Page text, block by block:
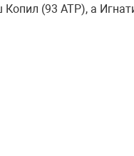
(93 АТР), а